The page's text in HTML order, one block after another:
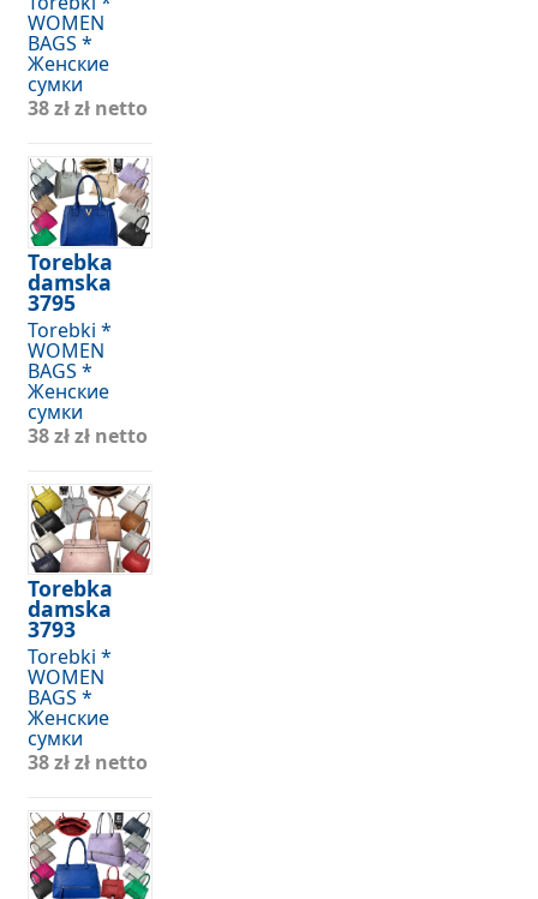
WOMEN
BAGS *
Женские
сумки
38 złzł netto
Torebka
damska
3795
Torebki *
WOMEN
BAGS *
Женские
сумки
38 złzł netto
Torebka
damska
3793
Torebki *
WOMEN
BAGS *
Женские
сумки
38 złzł netto